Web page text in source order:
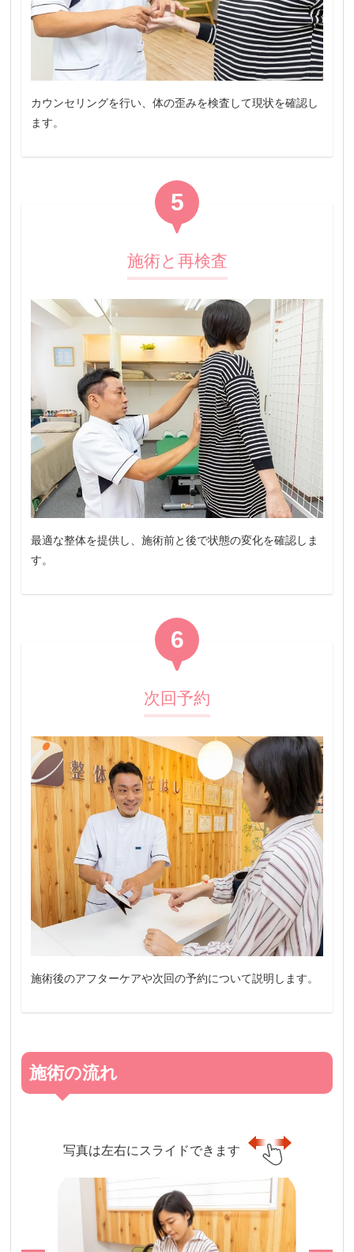
カウンセリングを行い、体の歪みを検査して現状を確認し
ます。
5
施術と再検査
最適な整体を提供し、施術前と後で状態の変化を確認しま
す。
6
次回予約
施術後のアフターケアや次回の予約について説明します。
施術の流れ
写真は左右にスライドできます